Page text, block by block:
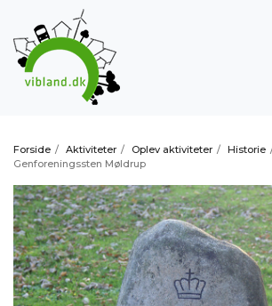
Forside / Aktiviteter / Oplev aktiviteter / Historie
Genforeningssten Møldrup